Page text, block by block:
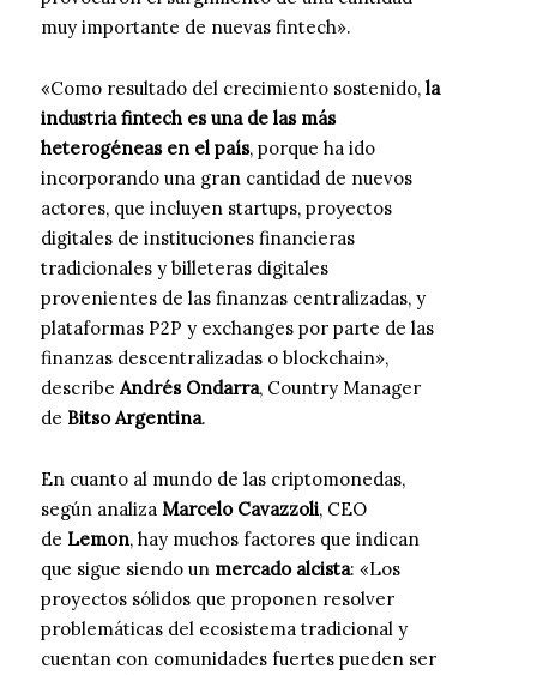
muy importante de nuevas fintech».
«Como resultado del crecimiento sostenido, la
industria fintech es una de las más
heterogéneas en el país, porque ha ido
incorporando una gran cantidad de nuevos
actores, que incluyen startups, proyectos
digitales de instituciones financieras
tradicionales y billeteras digitales
provenientes de las finanzas centralizadas, y
plataformas P2P y exchanges por parte de las
finanzas descentralizadas o blockchain»,
describeAndrés Ondarra, Country Manager
de Bitso Argentina.
En cuanto al mundo de las criptomonedas,
según analiza Marcelo Cavazzoli, CEO
de Lemon, hay muchos factores que indican
que sigue siendo un mercado alcista: «Los
proyectos sólidos que proponen resolver
problemáticas del ecosistema tradicional y
cuentan con comunidades fuertes pueden ser